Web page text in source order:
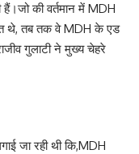
हैं।जो की वर्तमान में MDH
थे, तब तक वे MDH के एड
गुलाटी ने मुख्य चेहरे
जा रही थी कि,MDH